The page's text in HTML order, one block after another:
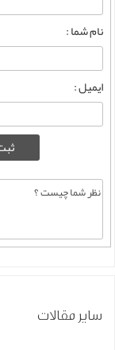
نام شما :
ایمیل :
سایر مقالات